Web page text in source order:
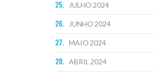
JULHO 2024
JUNHO 2024
MAIO 2024
ABRIL 2024